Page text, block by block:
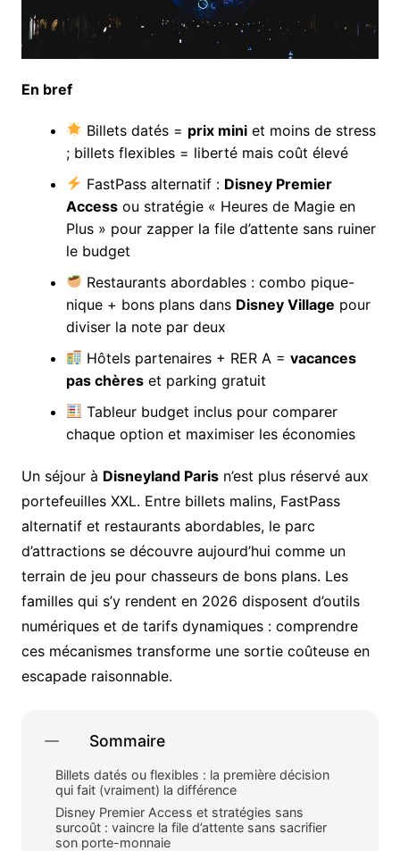
En bref
Billets datés = prix mini et moins de stress
; billets flexibles = liberté mais coût élevé
FastPass alternatif : Disney Premier
Accessou stratégie « Heures de Magie en
Plus » pour zapper la file d’attente sans ruiner
le budget
Restaurants abordables : combo pique-
nique + bons plans dans Disney Village pour
diviser la note par deux
Hôtels partenaires + RER A =vacances
pas chèreset parking gratuit
Tableur budget inclus pour comparer
chaque option et maximiser les économies
Un séjour à Disneyland Parisn’est plus réservé aux
portefeuilles XXL. Entre billets malins, FastPass
alternatif et restaurants abordables, le parc
d’attractions se découvre aujourd’hui comme un
terrain de jeu pour chasseurs de bons plans. Les
familles qui s’y rendent en 2026 disposent d’outils
numériques et de tarifs dynamiques : comprendre
ces mécanismes transforme une sortie coûteuse en
escapade raisonnable.
Sommaire
Billets datés ou flexibles : la première décision
qui fait (vraiment) la différence
Disney Premier Access et stratégies sans
surcoût : vaincre la file d’attente sans sacrifier
son porte-monnaie